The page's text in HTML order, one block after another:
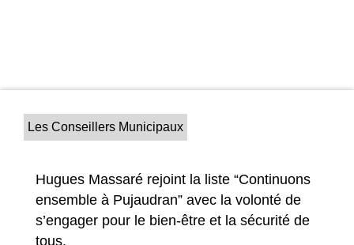
Les Conseillers Municipaux
Hugues Massaré rejoint la liste “Continuons
ensemble à Pujaudran” avec la volonté de
s’engager pour le bien-être et la sécurité de
tous.